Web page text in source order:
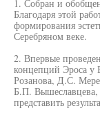
1. Собран и
Благодаря этой
формирования
Серебряном веке.
2. Впервые
концепций Эроса у
Розанова, Д.С.
Б.П.
представить